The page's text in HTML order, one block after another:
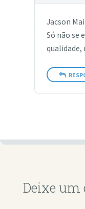
Jacson
Só não se
qualidade,
Deixe